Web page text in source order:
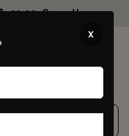
Consulte
x